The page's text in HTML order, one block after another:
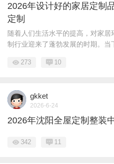
2026年设计好的家居定制
定制
随着人们生活水平的提高，对家
制行业迎来了蓬勃发展的时期。当
273 10
gkket
2026-6-24
2026年沈阳全屋定制整装
342 11